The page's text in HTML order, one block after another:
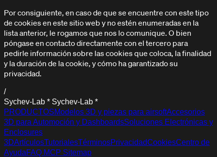
Por consiguiente, en caso de que se encuentre con este tipo
de cookies en este sitio web y no estén enumeradas en la
lista anterior, le rogamos que nos lo comunique. O bien
póngase en contacto directamente con el tercero para
pedirle información sobre las cookies que coloca, la finalidad
y la duración de la cookie, y cómo ha garantizado su
privacidad.
/
Sychev-Lab * Sychev-Lab *
PRODUCTOSModelos 3D y piezas para airsoftAccesorios
3D para Automoción y DashboardsSoluciones Electrónicas y
Enclosures
3DArtículosTutorialesTérminosPrivacidadCookiesCentro de
AyudaFAQ MCP Sitemap